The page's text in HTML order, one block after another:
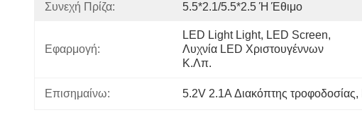
Συνεχή Πρίζα: 5.5*2.1/5.5*2.5 Ή Έθιμο
Εφαρμογή:
LED Light Light, LED Screen,
Λυχνία LED Χριστουγέννων
Κ.λπ.
Επισημαίνω: 5.2V 2.1A Διακόπτης τροφοδοσίας,